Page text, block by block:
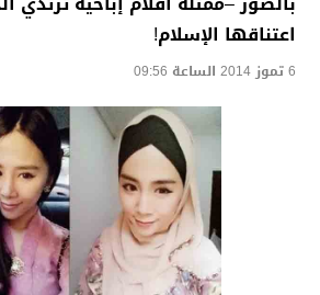
اعتناقها الإسلام!
6 تموز 2014 الساعة 09:56